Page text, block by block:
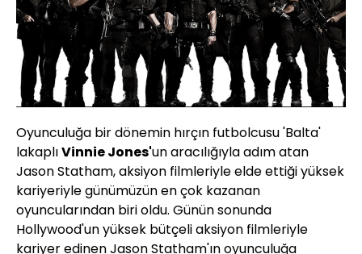
Oyunculuğa bir dönemin hırçın futbolcusu 'Balta'
lakaplıVinnie Jones'un aracılığıyla adım atan
Jason Statham, aksiyon filmleriyle elde ettiği yüksek
kariyeriyle günümüzün en çok kazanan
oyuncularından biri oldu. Günün sonunda
Hollywood'un yüksek bütçeli aksiyon filmleriyle
kariyer edinen JasonStatham'ın oyunculuğa